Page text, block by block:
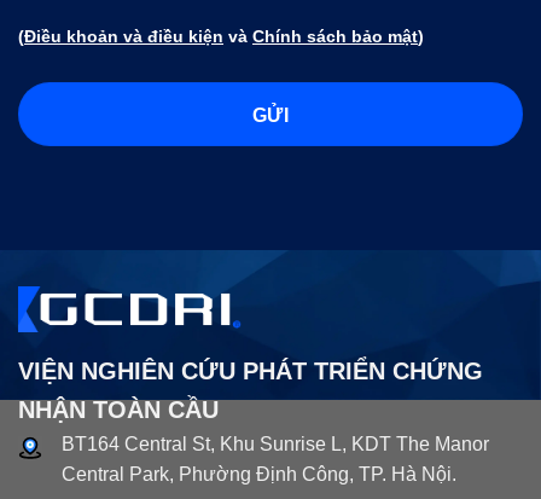
(Điều khoản và điều kiện và Chính sách bảo mật)
VIỆN NGHIÊN CỨU PHÁT TRIỂN CHỨNG
NHẬN TOÀN CẦU
BT164 Central St, Khu Sunrise L, KDT The Manor
Central Park, Phường Định Công, TP. Hà Nội.